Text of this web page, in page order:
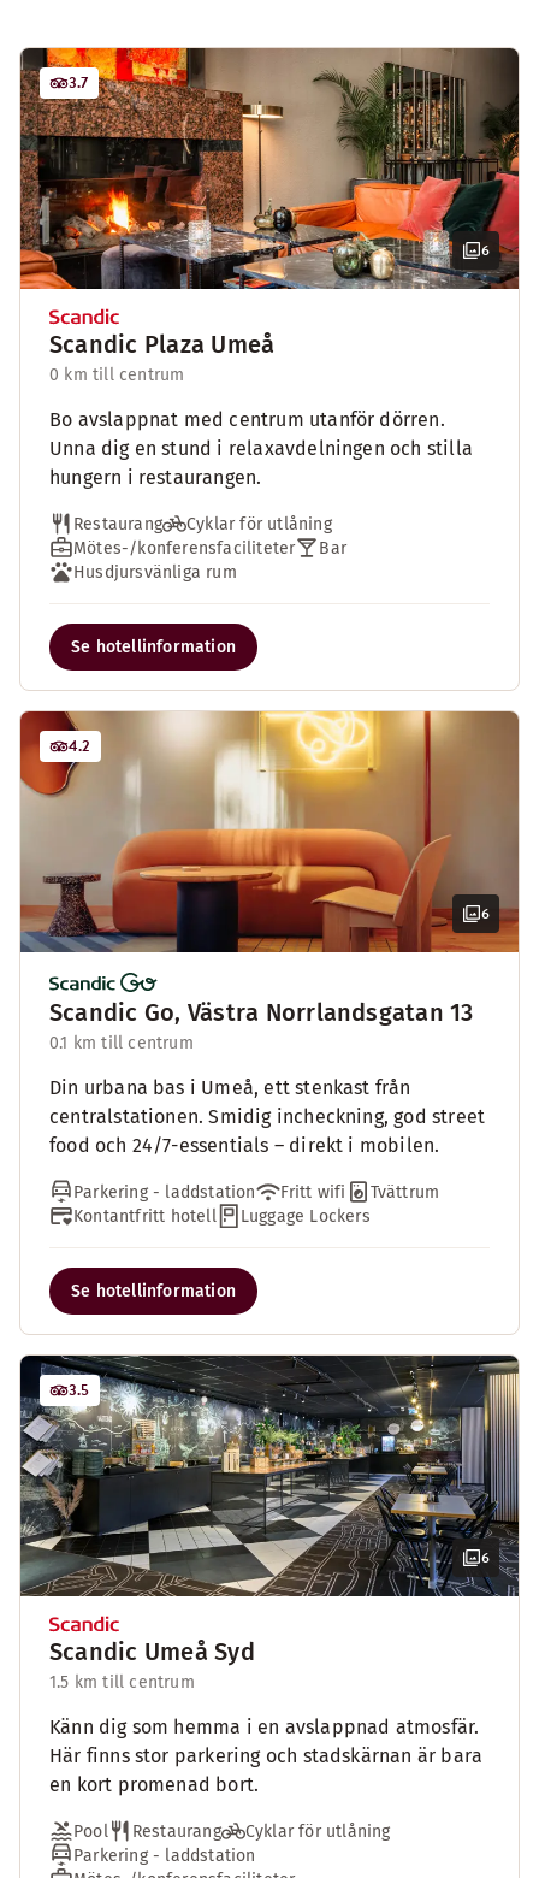
6
3.7
Scandic Plaza Umeå
0 km till centrum
Bo avslappnat med centrum utanför dörren.
Unna dig en stund i relaxavdelningen och stilla
hungern i restaurangen.
Restaurang
Cyklar för utlåning
Mötes-/konferensfaciliteter
Bar
Husdjursvänliga rum
Se hotellinformation
6
4.2
Scandic Go, Västra Norrlandsgatan 13
0.1 km till centrum
Din urbana bas i Umeå, ett stenkast från
centralstationen. Smidig incheckning, god street
food och 24/7-essentials – direkt i mobilen.
Parkering - laddstation Fritt wifi
Tvättrum
Kontantfritt hotell
Luggage Lockers
Se hotellinformation
6
3.5
Scandic Umeå Syd
1.5 km till centrum
Känn dig som hemma i en avslappnad atmosfär.
Här finns stor parkering och stadskärnan är bara
en kort promenad bort.
Pool Restaurang
Cyklar för utlåning
Parkering - laddstation